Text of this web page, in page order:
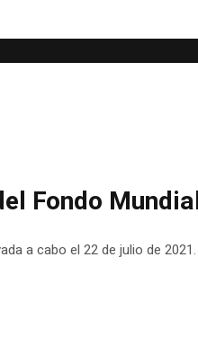
Fondo
a cabo el 22 de julio de